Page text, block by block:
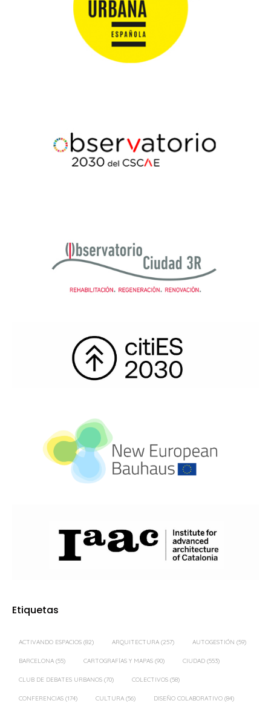
Etiquetas
ACTIVANDO ESPACIOS (82) ARQUITECTURA (257) AUTOGESTIÓN (59)
BARCELONA (55) CARTOGRAFÍAS Y MAPAS (90) CIUDAD (553)
CLUB DE DEBATES URBANOS (70) COLECTIVOS (58)
CONFERENCIAS (174) CULTURA (56) DISEÑO COLABORATIVO (84)